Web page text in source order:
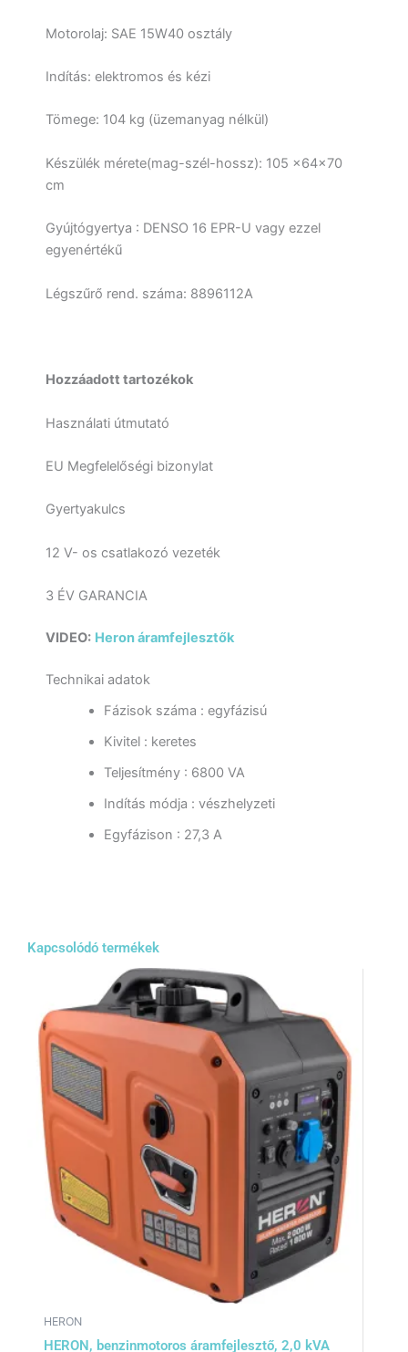
Motorolaj: SAE 15W40 osztály
Indítás: elektromos és kézi
Tömege: 104 kg (üzemanyag nélkül)
Készülék mérete(mag-szél-hossz): 105 x64x70
cm
Gyújtógyertya : DENSO 16 EPR-U vagy ezzel
egyenértékű
Légszűrő rend. száma: 8896112A
Hozzáadott tartozékok
Használati útmutató
EU Megfelelőségi bizonylat
Gyertyakulcs
12 V- os csatlakozó vezeték
3 ÉV GARANCIA
VIDEO: Heron áramfejlesztők
Technikai adatok
Fázisok száma : egyfázisú
Kivitel : keretes
Teljesítmény : 6800 VA
Indítás módja : vészhelyzeti
Egyfázison : 27,3 A
Kapcsolódó termékek
HERON
HERON, benzinmotoros áramfejlesztő, 2,0 kVA